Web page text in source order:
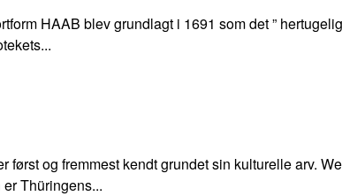
HAAB blev grundlagt i 1691 som det ”
og fremmest kendt grundet sin kulturelle arv.
Thüringens...